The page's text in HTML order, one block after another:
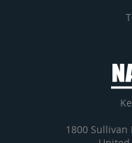
1800 Sullivan